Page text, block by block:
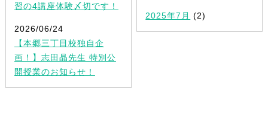
習の4講座体験〆切です！
2026/06/24
【本郷三丁目校独自企
画！】志田晶先生 特別公
開授業のお知らせ！
2025年7月 (2)